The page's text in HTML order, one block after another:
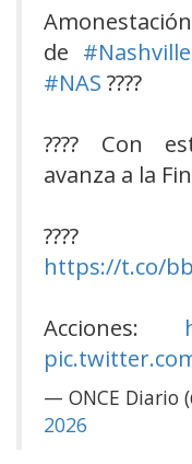
de #Nashville
#NAS ????
???? Con
avanza a la
????
https://t.co/
Acciones:
— ONCE Diario
2026